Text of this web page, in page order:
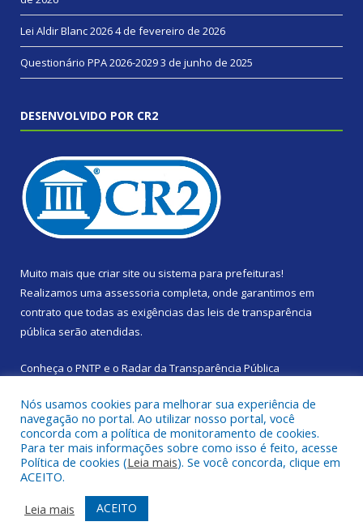
Lei Aldir Blanc 20264 de fevereiro de 2026
Questionário PPA 2026-20293 de junho de 2025
DESENVOLVIDO POR CR2
Muito mais que criar site ou sistema para prefeituras!
Realizamos uma assessoria completa, onde garantimos em
contrato que todas as exigências das leis de transparência
pública serão atendidas.
Conheça o PNTP e o Radar da Transparência Pública
Todos os direitos reservados a Prefeitura Municipal de Santa
Izabel do Pará.
Mapa do Site
Acessar Área Administrativa
Acessar Webmail
Nós usamos cookies para melhorar sua experiência de
navegação no portal. Ao utilizar nosso portal, você
concorda com a política de monitoramento de cookies.
Para ter mais informações sobre como isso é feito, acesse
Política de cookies (Leia mais). Se você concorda, clique em
ACEITO.
Leia mais
ACEITO